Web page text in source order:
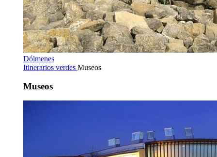
Dólmenes
Itinerarios verdes Museos
Museos